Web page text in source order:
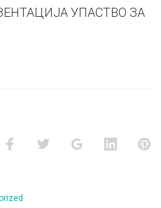
УПАСТВО ЗА
FacebookTwitter Google+